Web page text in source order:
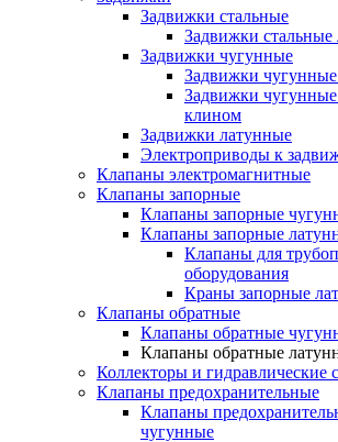
Задвижки стальные
Задвижки стальные
Задвижки чугунные
Задвижки
Задвижки
клином
Задвижки латунные
Электроприводы к
Клапаны электромагнитные
Клапаны запорные
Клапаны запорные
Клапаны запорные
Клапаны для
оборудования
Краны запорные
Клапаны обратные
Клапаны обратные
Клапаны обратные
Коллекторы и гидравлические
Клапаны предохранительные
Клапаны
чугунные